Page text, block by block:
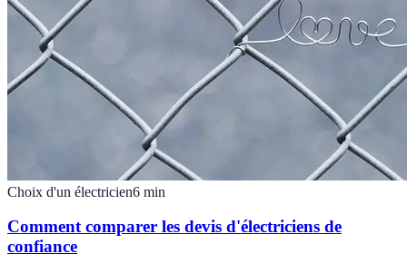
Choix d'un électricien6 min
Comment comparer les devis d'électriciens de
confiance